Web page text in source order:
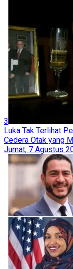
3
Luka Tak Terlihat
Cedera Otak yang
Jumat, 7 Agustus